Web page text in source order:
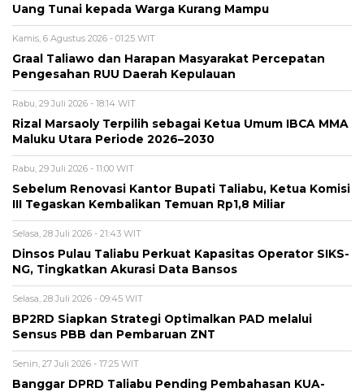
Uang Tunai kepada Warga Kurang Mampu
Kamis, 6 Agustus 2026 - 01:25 WIT
Graal Taliawo dan Harapan Masyarakat Percepatan
Pengesahan RUU Daerah Kepulauan
Rabu, 29 Juli 2026 - 18:14 WIT
Rizal Marsaoly Terpilih sebagai Ketua Umum IBCA MMA
Maluku Utara Periode 2026–2030
Rabu, 29 Juli 2026 - 11:00 WIT
Sebelum Renovasi Kantor Bupati Taliabu, Ketua Komisi
III Tegaskan Kembalikan Temuan Rp1,8 Miliar
Selasa, 28 Juli 2026 - 21:43 WIT
Dinsos Pulau Taliabu Perkuat Kapasitas Operator SIKS-
NG, Tingkatkan Akurasi Data Bansos
Selasa, 28 Juli 2026 - 09:45 WIT
BP2RD Siapkan Strategi Optimalkan PAD melalui
Sensus PBB dan Pembaruan ZNT
Senin, 27 Juli 2026 - 17:25 WIT
Banggar DPRD Taliabu Pending Pembahasan KUA-